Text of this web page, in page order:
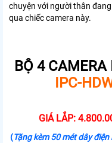
chuyện với người thân
qua chiếc camera này.
BỘ 4 CAMERA
IPC-
GIÁ LẮP:
(Tặng kèm 50 mét dây